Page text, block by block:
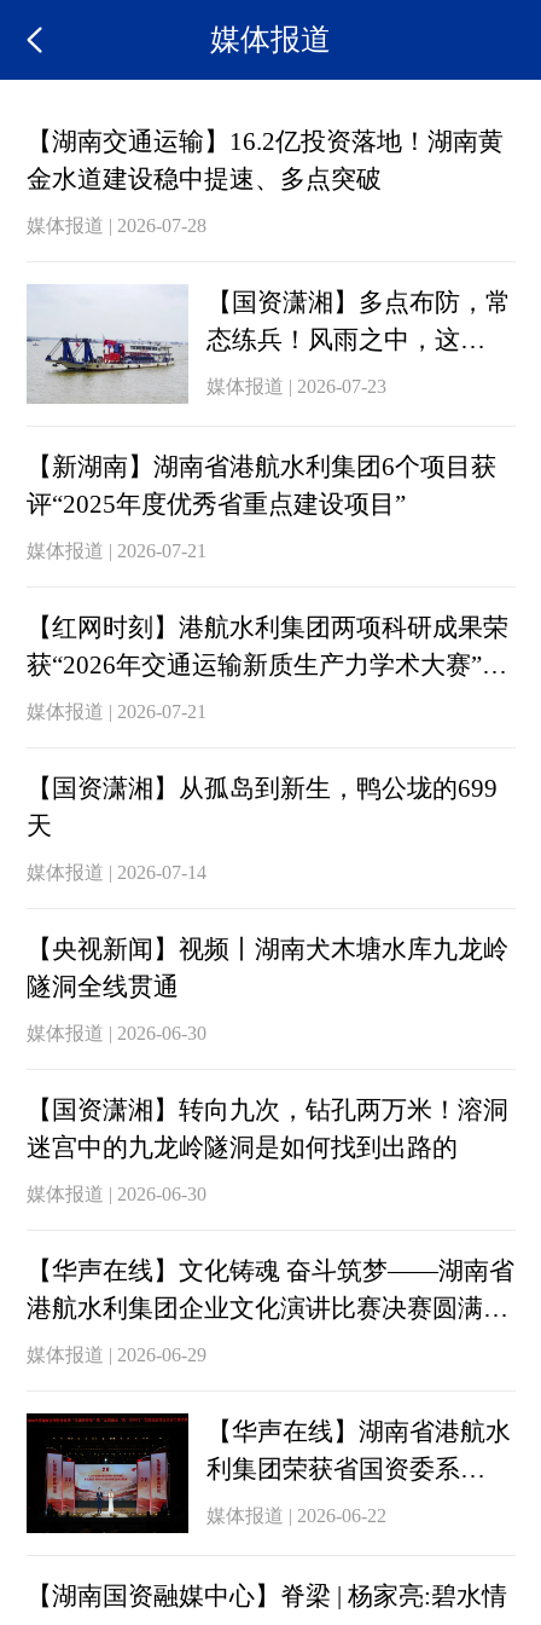
媒体报道
【湖南交通运输】16.2亿投资落地！湖南黄
金水道建设稳中提速、多点突破
媒体报道 | 2026-07-28
【国资潇湘】多点布防，常
态练兵！风雨之中，这
支“国家队”时刻准备着
媒体报道 | 2026-07-23
【新湖南】湖南省港航水利集团6个项目获
评“2025年度优秀省重点建设项目”
媒体报道 | 2026-07-21
【红网时刻】港航水利集团两项科研成果荣
获“2026年交通运输新质生产力学术大赛”一
等奖
媒体报道 | 2026-07-21
【国资潇湘】从孤岛到新生，鸭公垅的699
天
媒体报道 | 2026-07-14
【央视新闻】视频丨湖南犬木塘水库九龙岭
隧洞全线贯通
媒体报道 | 2026-06-30
【国资潇湘】转向九次，钻孔两万米！溶洞
迷宫中的九龙岭隧洞是如何找到出路的
媒体报道 | 2026-06-30
【华声在线】文化铸魂 奋斗筑梦——湖南省
港航水利集团企业文化演讲比赛决赛圆满落
幕
媒体报道 | 2026-06-29
【华声在线】湖南省港航水
利集团荣获省国资委系
统“党课开讲啦”比赛决赛银
媒体报道 | 2026-06-22
【湖南国资融媒中心】脊梁 | 杨家亮:碧水情